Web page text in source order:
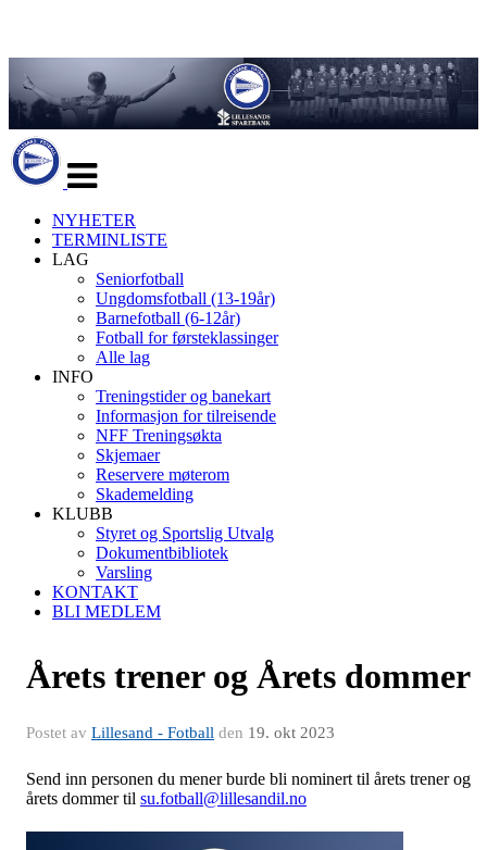
navigasjon
NYHETER
TERMINLISTE
LAG
Seniorfotball
Ungdomsfotball (13-19år)
Barnefotball (6-12år)
Fotball for førsteklassinger
Alle lag
INFO
Treningstider og banekart
Informasjon for tilreisende
NFF Treningsøkta
Skjemaer
Reservere møterom
Skademelding
KLUBB
Styret og Sportslig Utvalg
Dokumentbibliotek
Varsling
KONTAKT
BLI MEDLEM
Årets trener og Årets dommer
Postet av Lillesand - Fotball den 19. okt 2023
Send inn personen du mener burde bli nominert til årets trener og
årets dommer til su.fotball@lillesandil.no